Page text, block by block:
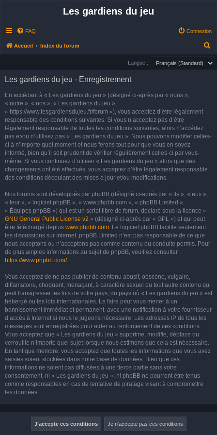
Les gardiens du jeu
FAQ Connexion
Accueil Index du forum
Langue :
Les gardiens du jeu - Enregistrement
En accédant à « Les gardiens du jeu » (désigné ci-après par « nous »,
« notre », « nos », « Les gardiens du jeu »,
« https://www.lesgardiensdujeu.fr/forum »), vous acceptez d’être légalement
responsable des conditions suivantes. Si vous n’acceptez pas d’être
légalement responsable de toutes les conditions suivantes, alors n’accédez
pas et/ou n’utilisez pas « Les gardiens du jeu ». Nous pouvons modifier celles-
ci à n’importe quel moment et nous ferons tout pour que vous en soyez
informé, bien qu’il soit prudent de vérifier régulièrement celles-ci par vous-
même. Si vous continuez d’utiliser « Les gardiens du jeu » alors que des
changements ont été effectués, vous acceptez d’être légalement responsable
des conditions découlant des mises à jour et/ou modifications.
Nos forums sont développés par phpBB (désigné ci-après par « ils », « eux »,
« leur », « logiciel phpBB », « www.phpbb.com », « phpBB Limited »,
« Équipes phpBB ») qui est un script libre de forum, déclaré sous la licence «
GNU General Public License v2 » (désigné ci-après par « GPL ») et qui peut
être téléchargé depuis www.phpbb.com. Le logiciel phpBB facilite seulement
les discussions sur Internet. phpBB Limited n’est pas responsable de ce que
nous acceptons ou n’acceptons pas comme contenu ou conduite permis. Pour
de plus amples informations au sujet de phpBB, veuillez consulter :
https://www.phpbb.com/.
Vous acceptez de ne pas publier de contenu abusif, obscène, vulgaire,
diffamatoire, choquant, menaçant, à caractère sexuel ou tout autre contenu qui
peut transgresser les lois de votre pays, du pays où « Les gardiens du jeu » est
hébergé ou les lois internationales. Le faire peut vous mener à un
bannissement immédiat et permanent, avec une notification à votre fournisseur
d’accès à Internet si nous le jugeons nécessaire. Les adresses IP de tous les
messages sont enregistrées pour aider au renforcement de ces conditions.
Vous acceptez que « Les gardiens du jeu » supprime, modifie, déplace ou
verrouille n’importe quel sujet lorsque nous estimons que cela est nécessaire.
En tant que membre, vous acceptez que toutes les informations que vous avez
saisies soient stockées dans notre base de données. Bien que ces
informations ne soient pas diffusées à une tierce partie sans votre
consentement, ni « Les gardiens du jeu », ni phpBB ne pourront être tenus
comme responsables en cas de tentative de piratage visant à compromettre
les données.